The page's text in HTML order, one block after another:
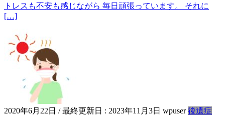
トレスも不安も感じながら 毎日頑張っています。 それに
[…]
2020年6月22日 / 最終更新日 : 2023年11月3日 wpuser 後遺症